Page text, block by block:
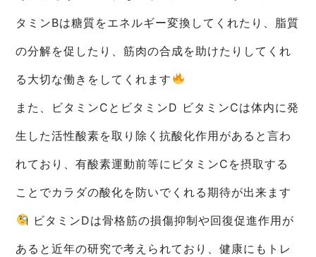
タミンBは糖質をエネルギー変換してくれたり、脂質
の分解を促したり、筋肉の合成を助けたりしてくれ
る大切な働きをしてくれます
また、ビタミンCとビタミンD ビタミンCは体内に発
生した活性酸素を取り除く抗酸化作用があると言わ
れており、有酸素運動前等にビタミンCを摂取する
ことでカラダの酸化を防いでくれる期待が出来ます
ビタミンDは骨格筋の損傷抑制や回復促進作用が
あると近年の研究で考えられており、健康にもトレ